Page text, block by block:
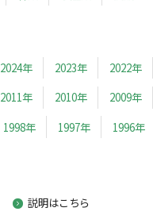
2024年 2023年 2022年
2011年 2010年 2009年
1998年 1997年 1996年
説明はこちら